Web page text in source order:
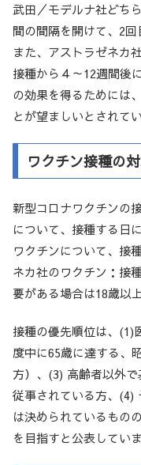
武田／モデルナ社どち
間の間隔を開けて、2回
また、アストラゼネカ
接種から４～12週間後
の効果を得るためには
とが望ましいとされてい
ワクチン接種の
新型コロナワクチンの
について、接種する日
ワクチンについて、接
ネカ社のワクチン：接
要がある場合は18歳以
接種の優先順位は、(1)
度中に65歳に達する、
方）、(3) 高齢者以外
従事されている方、(4)
は決められているもの
を目指すと公表していま